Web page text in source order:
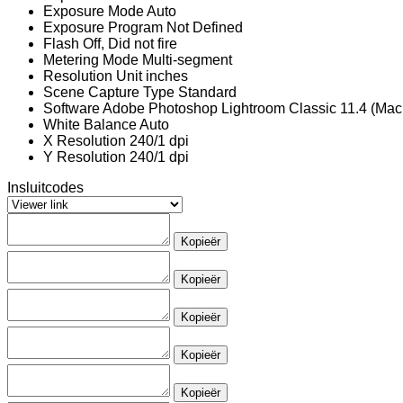
Exposure ModeAuto
Exposure Program Not Defined
Flash Off, Did not fire
Metering Mode Multi-segment
Resolution Unit inches
Scene Capture Type Standard
SoftwareAdobe Photoshop Lightroom Classic 11.4
White BalanceAuto
X Resolution 240/1 dpi
Y Resolution 240/1 dpi
Insluitcodes
Kopieër
Kopieër
Kopieër
Kopieër
Kopieër